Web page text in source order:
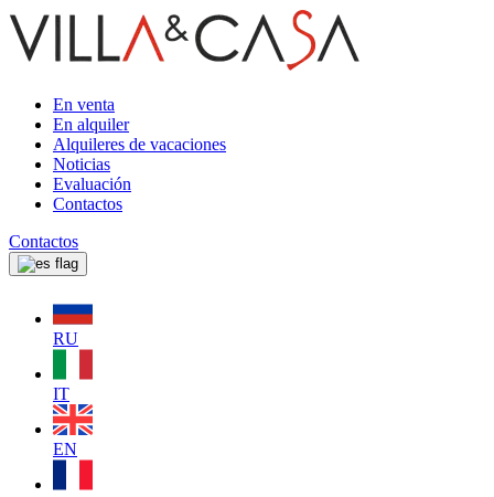
En venta
En alquiler
Alquileres de vacaciones
Noticias
Evaluación
Contactos
Contactos
RU
IT
EN